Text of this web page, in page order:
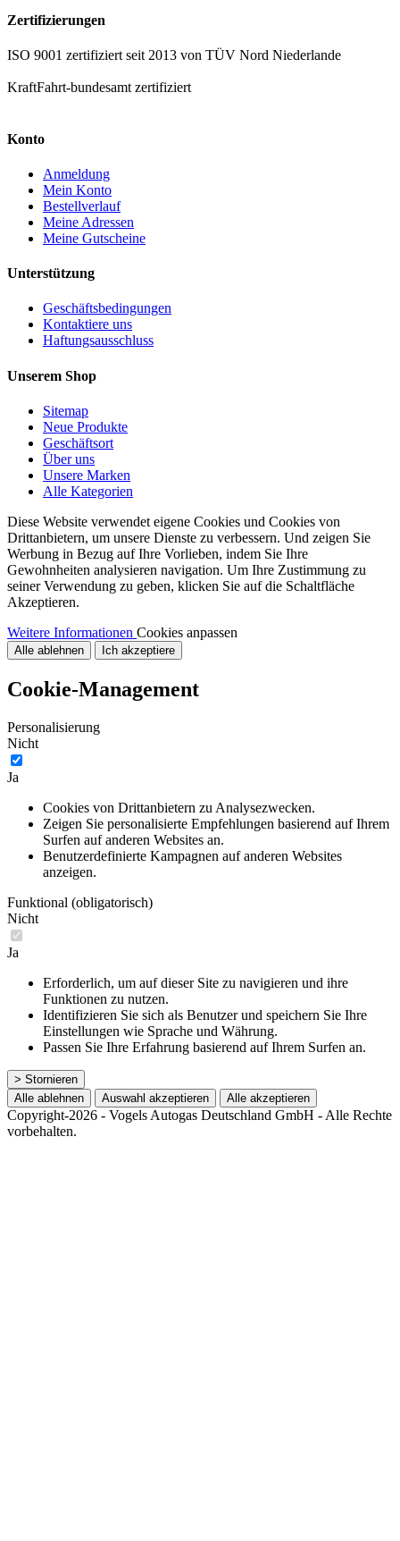
Zertifizierungen
ISO 9001 zertifiziert seit 2013 von TÜV Nord Niederlande
KraftFahrt-bundesamt zertifiziert
Konto
Anmeldung
Mein Konto
Bestellverlauf
Meine Adressen
Meine Gutscheine
Unterstützung
Geschäftsbedingungen
Kontaktiere uns
Haftungsausschluss
Unserem Shop
Sitemap
Neue Produkte
Geschäftsort
Über uns
Unsere Marken
Alle Kategorien
Diese Website verwendet eigene Cookies und Cookies von
Drittanbietern, um unsere Dienste zu verbessern. Und zeigen Sie
Werbung in Bezug auf Ihre Vorlieben, indem Sie Ihre
Gewohnheiten analysieren navigation. Um Ihre Zustimmung zu
seiner Verwendung zu geben, klicken Sie auf die Schaltfläche
Akzeptieren.
Weitere Informationen Cookies anpassen
Alle ablehnen Ich akzeptiere
Cookie-Management
Personalisierung
Nicht
Ja
Cookies von Drittanbietern zu Analysezwecken.
Zeigen Sie personalisierte Empfehlungen basierend auf Ihrem
Surfen auf anderen Websites an.
Benutzerdefinierte Kampagnen auf anderen Websites
anzeigen.
Funktional (obligatorisch)
Nicht
Ja
Erforderlich, um auf dieser Site zu navigieren und ihre
Funktionen zu nutzen.
Identifizieren Sie sich als Benutzer und speichern Sie Ihre
Einstellungen wie Sprache und Währung.
Passen Sie Ihre Erfahrung basierend auf Ihrem Surfen an.
> Stornieren
Alle ablehnen
Auswahl akzeptieren Alle akzeptieren
Copyright-2026 - Vogels Autogas Deutschland GmbH - Alle Rechte
vorbehalten.